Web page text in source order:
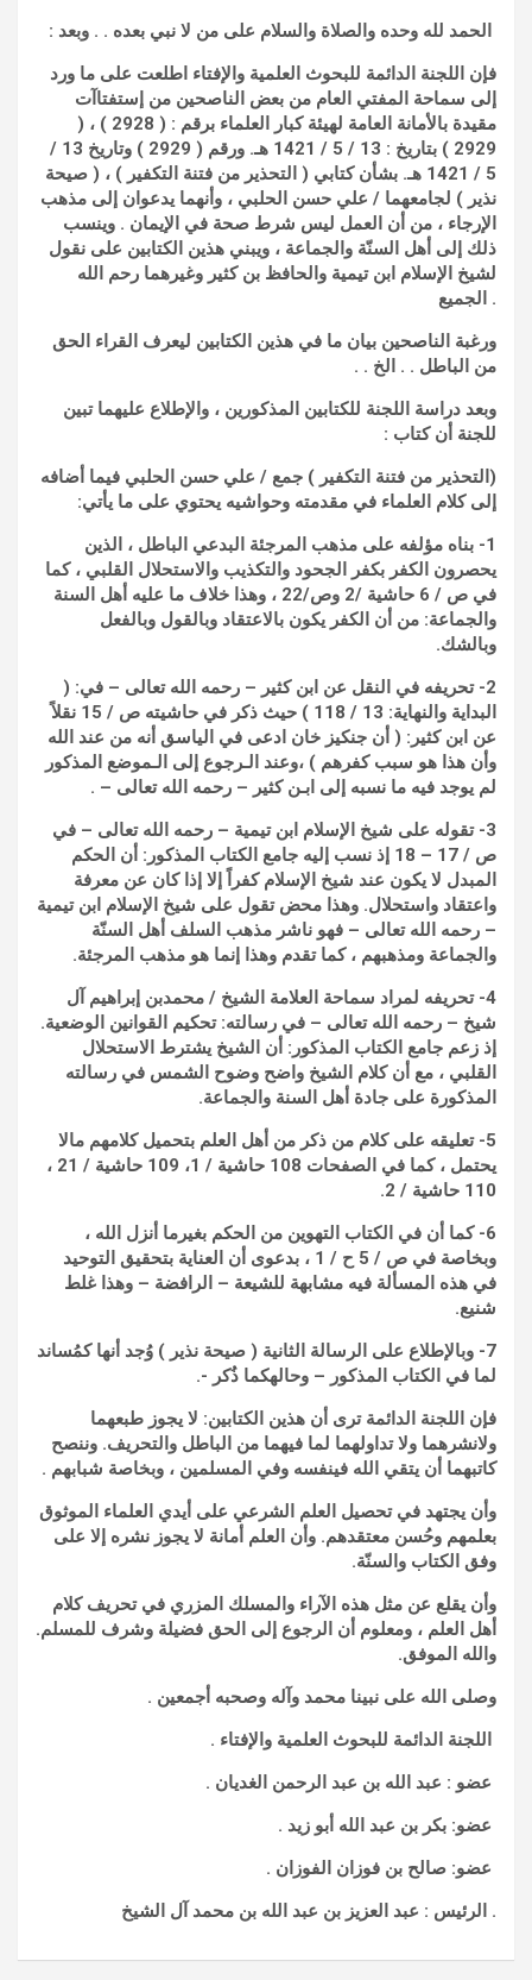
الحمد لله وحده والصلاة والسلام على من لا نبي بعده . . وبعد :
فإن اللجنة الدائمة للبحوث العلمية والإفتاء اطلعت على ما ورد
إلى سماحة المفتي العام من بعض الناصحين من إستفتاآت
مقيدة بالأمانة العامة لهيئة كبار العلماء برقم : ( 2928 ) ، (
2929 ) بتاريخ : 13 / 5 / 1421 هـ. ورقم ( 2929 ) وتاريخ 13 /
5 / 1421 هـ. بشأن كتابي ( التحذير من فتنة التكفير ) ، ( صيحة
نذير ) لجامعهما / علي حسن الحلبي ، وأنهما يدعوان إلى مذهب
الإرجاء ، من أن العمل ليس شرط صحة في الإيمان . وينسب
ذلك إلى أهل السنّة والجماعة ، ويبني هذين الكتابين على نقول
لشيخ الإسلام ابن تيمية والحافظ بن كثير وغيرهما رحم الله
الجميع .
ورغبة الناصحين بيان ما في هذين الكتابين ليعرف القراء الحق
من الباطل . . الخ . .
وبعد دراسة اللجنة للكتابين المذكورين ، والإطلاع عليهما تبين
للجنة أن كتاب :
(التحذير من فتنة التكفير ) جمع / علي حسن الحلبي فيما أضافه
إلى كلام العلماء في مقدمته وحواشيه يحتوي على ما يأتي:
1- بناه مؤلفه على مذهب المرجئة البدعي الباطل ، الذين
يحصرون الكفر بكفر الجحود والتكذيب والاستحلال القلبي ، كما
في ص / 6 حاشية /2 وص/22 ، وهذا خلاف ما عليه أهل السنة
والجماعة: من أن الكفر يكون بالاعتقاد وبالقول وبالفعل
وبالشك.
2- تحريفه في النقل عن ابن كثير – رحمه الله تعالى – في: (
البداية والنهاية: 13 / 118 ) حيث ذكر في حاشيته ص / 15 نقلاً
عن ابن كثير: ( أن جنكيز خان ادعى في الياسق أنه من عند الله
وأن هذا هو سبب كفرهم ) ،وعند الـرجوع إلى الـموضع المذكور
لم يوجد فيه ما نسبه إلى ابـن كثير – رحمه الله تعالى – .
3- تقوله على شيخ الإسلام ابن تيمية – رحمه الله تعالى – في
ص / 17 – 18 إذ نسب إليه جامع الكتاب المذكور: أن الحكم
المبدل لا يكون عند شيخ الإسلام كفراً إلا إذا كان عن معرفة
واعتقاد واستحلال. وهذا محض تقول على شيخ الإسلام ابن تيمية
– رحمه الله تعالى – فهو ناشر مذهب السلف أهل السنّة
والجماعة ومذهبهم ، كما تقدم وهذا إنما هو مذهب المرجئة.
4- تحريفه لمراد سماحة العلامة الشيخ / محمدبن إبراهيم آل
شيخ – رحمه الله تعالى – في رسالته: تحكيم القوانين الوضعية.
إذ زعم جامع الكتاب المذكور: أن الشيخ يشترط الاستحلال
القلبي ، مع أن كلام الشيخ واضح وضوح الشمس في رسالته
المذكورة على جادة أهل السنة والجماعة.
5- تعليقه على كلام من ذكر من أهل العلم بتحميل كلامهم مالا
يحتمل ، كما في الصفحات 108 حاشية / 1، 109 حاشية / 21 ،
110 حاشية / 2.
6- كما أن في الكتاب التهوين من الحكم بغيرما أنزل الله ،
وبخاصة في ص / 5 ح / 1 ، بدعوى أن العناية بتحقيق التوحيد
في هذه المسألة فيه مشابهة للشيعة – الرافضة – وهذا غلط
شنيع.
7- وبالإطلاع على الرسالة الثانية ( صيحة نذير ) وُجد أنها كمُساند
لما في الكتاب المذكور – وحالهكما ذُكر -.
فإن اللجنة الدائمة ترى أن هذين الكتابين: لا يجوز طبعهما
ولانشرهما ولا تداولهما لما فيهما من الباطل والتحريف. وننصح
كاتبهما أن يتقي الله فينفسه وفي المسلمين ، وبخاصة شبابهم .
وأن يجتهد في تحصيل العلم الشرعي على أيدي العلماء الموثوق
بعلمهم وحُسن معتقدهم. وأن العلم أمانة لا يجوز نشره إلا على
وفق الكتاب والسنّة.
وأن يقلع عن مثل هذه الآراء والمسلك المزري في تحريف كلام
أهل العلم ، ومعلوم أن الرجوع إلى الحق فضيلة وشرف للمسلم.
والله الموفق.
وصلى الله على نبينا محمد وآله وصحبه أجمعين .
اللجنة الدائمة للبحوث العلمية والإفتاء .
عضو : عبد الله بن عبد الرحمن الغديان .
عضو: بكر بن عبد الله أبو زيد .
عضو: صالح بن فوزان الفوزان .
الرئيس : عبد العزيز بن عبد الله بن محمد آل الشيخ .